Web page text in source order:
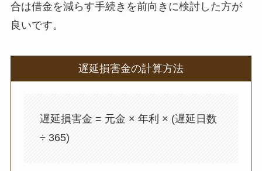
合は借金を減らす手続きを前向きに検討した方が
良いです。
遅延損害金の計算方法
遅延損害金 = 元金 × 年利 × (遅延日数
÷ 365)